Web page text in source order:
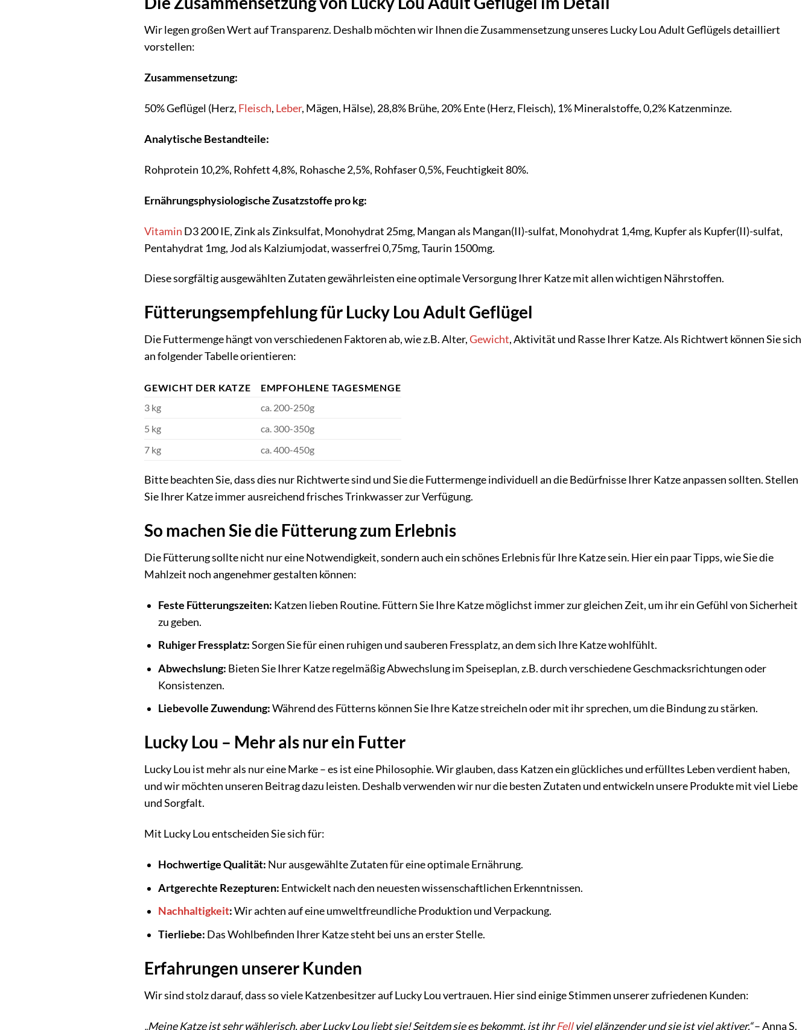
Wir legen großen Wert auf Transparenz. Deshalb möchten wir Ihnen die Zusammensetzung unseres Lucky Lou Adult Geflügels detailliert
vorstellen:
Zusammensetzung:
50% Geflügel (Herz, Fleisch, Leber, Mägen, Hälse), 28,8% Brühe, 20% Ente (Herz, Fleisch), 1% Mineralstoffe, 0,2% Katzenminze.
Analytische Bestandteile:
Rohprotein 10,2%, Rohfett 4,8%, Rohasche 2,5%, Rohfaser 0,5%, Feuchtigkeit 80%.
Ernährungsphysiologische Zusatzstoffe pro kg:
Vitamin D3 200 IE, Zink als Zinksulfat, Monohydrat 25mg, Mangan als Mangan(II)-sulfat, Monohydrat 1,4mg, Kupfer als Kupfer(II)-sulfat,
Pentahydrat 1mg, Jod als Kalziumjodat, wasserfrei 0,75mg, Taurin 1500mg.
Diese sorgfältig ausgewählten Zutaten gewährleisten eine optimale Versorgung Ihrer Katze mit allen wichtigen Nährstoffen.
Fütterungsempfehlung für Lucky Lou Adult Geflügel
Die Futtermenge hängt von verschiedenen Faktoren ab, wie z.B. Alter,Gewicht, Aktivität und Rasse Ihrer Katze. Als Richtwert können Sie sich
an folgender Tabelle orientieren:
GEWICHT DER KATZE
EMPFOHLENE TAGESMENGE
3 kg
ca. 200-250g
5 kg
ca. 300-350g
7 kg
ca. 400-450g
Bitte beachten Sie, dass dies nur Richtwerte sind und Sie die Futtermenge individuell an die Bedürfnisse Ihrer Katze anpassen sollten. Stellen
Sie Ihrer Katze immer ausreichend frisches Trinkwasser zur Verfügung.
So machen Sie die Fütterung zum Erlebnis
Die Fütterung sollte nicht nur eine Notwendigkeit, sondern auch ein schönes Erlebnis für Ihre Katze sein. Hier ein paar Tipps, wie Sie die
Mahlzeit noch angenehmer gestalten können:
Feste Fütterungszeiten: Katzen lieben Routine. Füttern Sie Ihre Katze möglichst immer zur gleichen Zeit, um ihr ein Gefühl von Sicherheit
zu geben.
Ruhiger Fressplatz:Sorgen Sie für einen ruhigen und sauberen Fressplatz, an dem sich Ihre Katze wohlfühlt.
Abwechslung: Bieten Sie Ihrer Katze regelmäßig Abwechslung im Speiseplan, z.B. durch verschiedene Geschmacksrichtungen oder
Konsistenzen.
Liebevolle Zuwendung:Während des Fütterns können Sie Ihre Katze streicheln oder mit ihr sprechen, um die Bindung zu stärken.
Lucky Lou – Mehr als nur ein Futter
Lucky Lou ist mehr als nur eine Marke – es ist eine Philosophie. Wir glauben, dass Katzen ein glückliches und erfülltes Leben verdient haben,
und wir möchten unseren Beitrag dazu leisten. Deshalb verwenden wir nur die besten Zutaten und entwickeln unsere Produkte mit viel Liebe
und Sorgfalt.
Mit Lucky Lou entscheiden Sie sich für:
Hochwertige Qualität: Nur ausgewählte Zutaten für eine optimale Ernährung.
Artgerechte Rezepturen: Entwickelt nach den neuesten wissenschaftlichen Erkenntnissen.
Nachhaltigkeit:Wir achten auf eine umweltfreundliche Produktion und Verpackung.
Tierliebe: Das Wohlbefinden Ihrer Katze steht bei uns an erster Stelle.
Erfahrungen unserer Kunden
Wir sind stolz darauf, dass so viele Katzenbesitzer auf Lucky Lou vertrauen. Hier sind einige Stimmen unserer zufriedenen Kunden:
„Meine Katze ist sehr wählerisch, aber Lucky Lou liebt sie! Seitdem sie es bekommt, ist ihrFellviel glänzender und sie ist viel aktiver.“– Anna S.